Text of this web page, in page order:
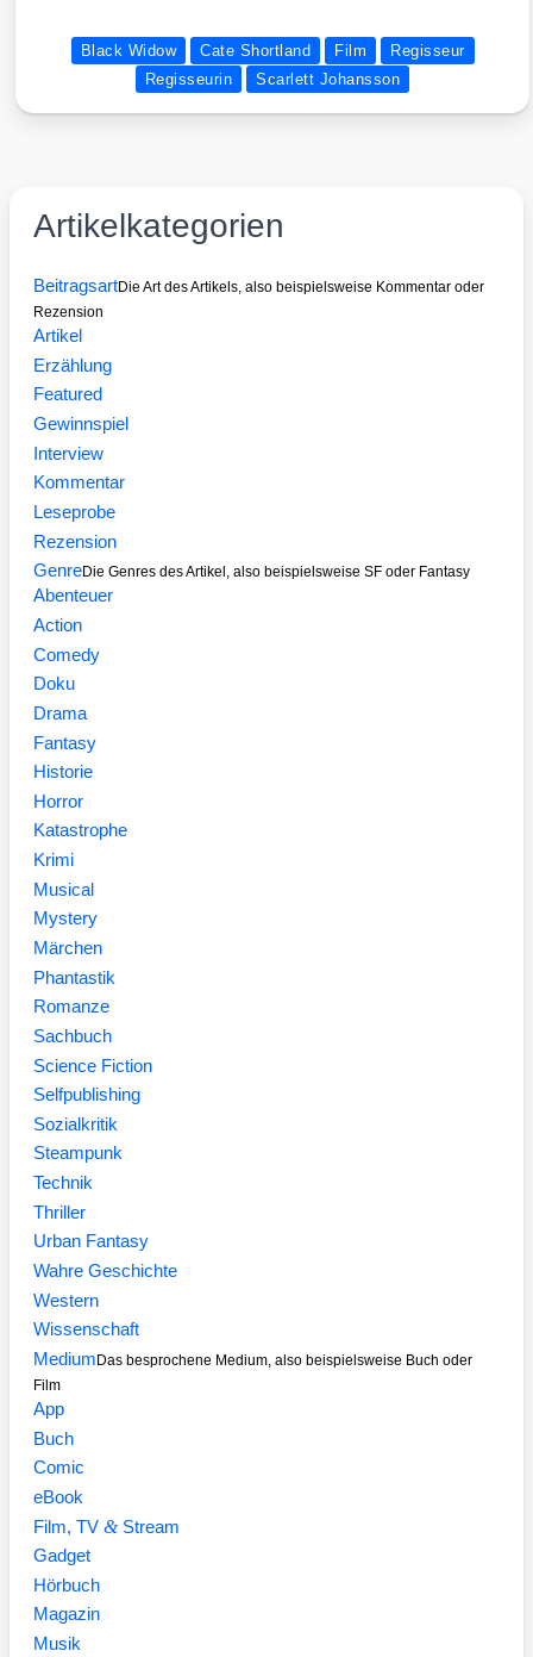
Black Widow Cate Shortland Film
Regisseur
Regisseurin
Scarlett Johansson
Artikelkategorien
BeitragsartDie Art des Artikels, also beispielsweise Kommentar oder
Rezension
Artikel
Erzählung
Featured
Gewinnspiel
Interview
Kommentar
Leseprobe
Rezension
GenreDie Genres des Artikel, also beispielsweise SF oder Fantasy
Abenteuer
Action
Comedy
Doku
Drama
Fantasy
Historie
Horror
Katastrophe
Krimi
Musical
Mystery
Märchen
Phantastik
Romanze
Sachbuch
Science Fiction
Selfpublishing
Sozialkritik
Steampunk
Technik
Thriller
Urban Fantasy
Wahre Geschichte
Western
Wissenschaft
MediumDas besprochene Medium, also beispielsweise Buch oder
Film
App
Buch
Comic
eBook
Film, TV&Stream
Gadget
Hörbuch
Magazin
Musik